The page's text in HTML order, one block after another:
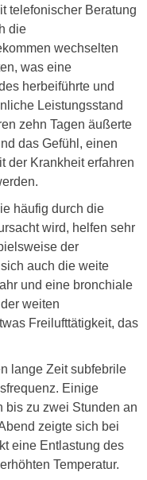
telefonischer Beratung
die
wechselten
was eine
herbeiführte und
Leistungsstand
zehn Tagen äußerte
das Gefühl, einen
der Krankheit erfahren
häufig durch die
wird, helfen sehr
der
auch die weite
und eine bronchiale
weiten
Freilufttätigkeit, das
lange Zeit subfebrile
Einige
bis zu zwei Stunden an
zeigte sich bei
eine Entlastung des
Temperatur.